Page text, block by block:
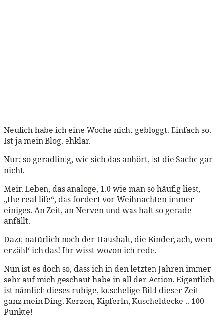
Neulich habe ich eine Woche nicht gebloggt. Einfach so.
Ist ja mein Blog. ehklar.
Nur; so geradlinig, wie sich das anhört, ist die Sache gar
nicht.
Mein Leben, das analoge, 1.0 wie man so häufig liest,
„the real life“, das fordert vor Weihnachten immer
einiges. An Zeit, an Nerven und was halt so gerade
anfällt.
Dazu natürlich noch der Haushalt, die Kinder, ach, wem
erzähl‘ ich das! Ihr wisst wovon ich rede.
Nun ist es doch so, dass ich in den letzten Jahren immer
sehr auf mich geschaut habe in all der Action. Eigentlich
ist nämlich dieses ruhige, kuschelige Bild dieser Zeit
ganz mein Ding. Kerzen, Kipferln, Kuscheldecke .. 100
Punkte!